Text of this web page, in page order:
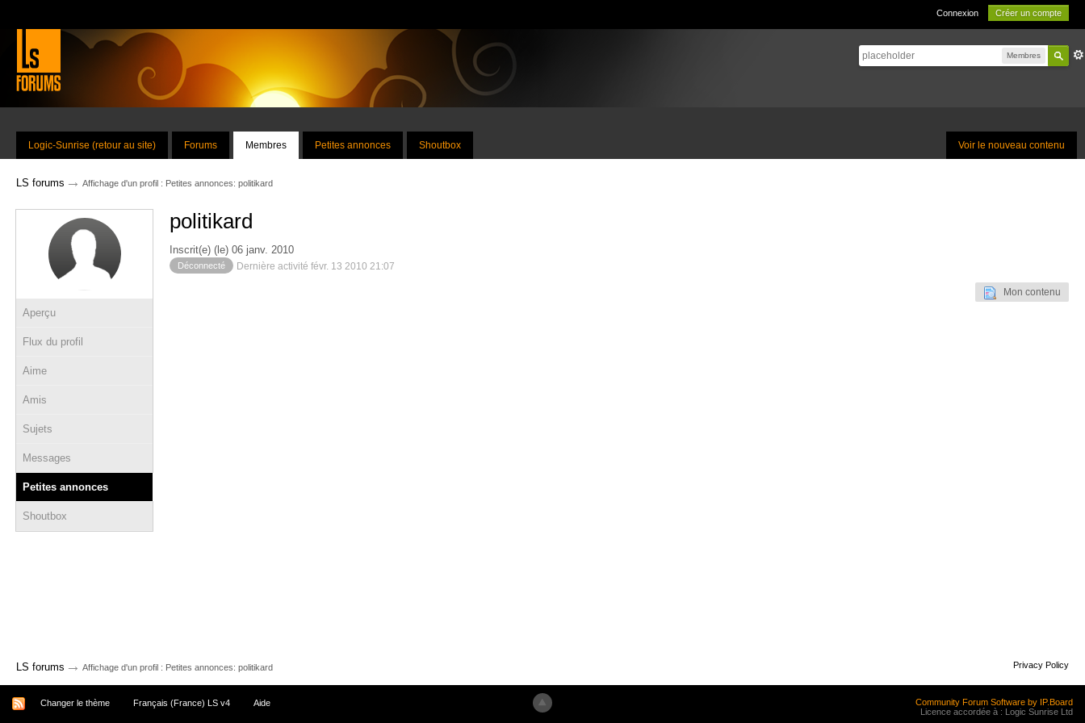
Connexion Créer un compte
Membres
Voir le nouveau contenu
Logic-Sunrise (retour au site) Forums Membres Petites annonces Shoutbox
LS forums → Affichage d'un profil : Petites annonces: politikard
Aperçu
Flux du profil
Aime
Amis
Sujets
Messages
Petites annonces
Shoutbox
politikard
Inscrit(e) (le) 06 janv. 2010
Déconnecté Dernière activité févr. 13 2010 21:07
Mon contenu
LS forums → Affichage d'un profil : Petites annonces: politikard Privacy Policy
Changer le thème Français (France) LS v4 Aide
Community Forum Software by IP.Board
Licence accordée à : Logic Sunrise Ltd